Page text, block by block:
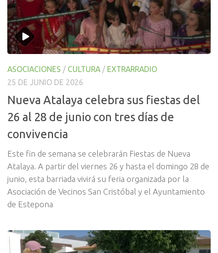
ASOCIACIONES / CULTURA / EXTRARRADIO
25 DE JUNIO DE 2026
Nueva Atalaya celebra sus fiestas del
26 al 28 de junio con tres días de
convivencia
Este fin de semana se celebrarán Fiestas de Nueva
Atalaya. A partir del viernes 26 y hasta el domingo 28 de
junio, esta barriada vivirá su feria organizada por la
Asociación de Vecinos San Cristóbal y el Ayuntamiento
de Estepona